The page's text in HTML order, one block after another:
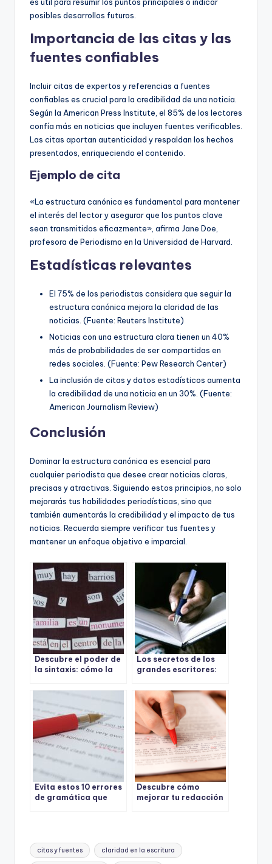
posibles desarrollos futuros.
Importancia de las citas y las
fuentes confiables
Incluir citas de expertos y referencias a fuentes
confiables es crucial para la credibilidad de una noticia.
Según la American Press Institute, el 85% de los lectores
confía más en noticias que incluyen fuentes verificables.
Las citas aportan autenticidad y respaldan los hechos
presentados, enriqueciendo el contenido.
Ejemplo de cita
«La estructura canónica es fundamental para mantener
el interés del lector y asegurar que los puntos clave
sean transmitidos eficazmente», afirma Jane Doe,
profesora de Periodismo en la Universidad de Harvard.
Estadísticas relevantes
El 75% de los periodistas considera que seguir la
estructura canónica mejora la claridad de las
noticias. (Fuente: Reuters Institute)
Noticias con una estructura clara tienen un 40%
más de probabilidades de ser compartidas en
redes sociales. (Fuente: Pew Research Center)
La inclusión de citas y datos estadísticos aumenta
la credibilidad de una noticia en un 30%. (Fuente:
American Journalism Review)
Conclusión
Dominar la estructura canónica es esencial para
cualquier periodista que desee crear noticias claras,
precisas y atractivas. Siguiendo estos principios, no solo
mejorarás tus habilidades periodísticas, sino que
también aumentarás la credibilidad y el impacto de tus
noticias. Recuerda siempre verificar tus fuentes y
mantener un enfoque objetivo e imparcial.
Descubre el poder de
la sintaxis: cómo la
frases puede
Los secretos de los
grandes escritores:
realmente escribir
con claridad
Evita estos 10 errores
de gramática que
Descubre cómo
mejorar tu redacción
Etiquetas:
citas y fuentes claridad en la escritura